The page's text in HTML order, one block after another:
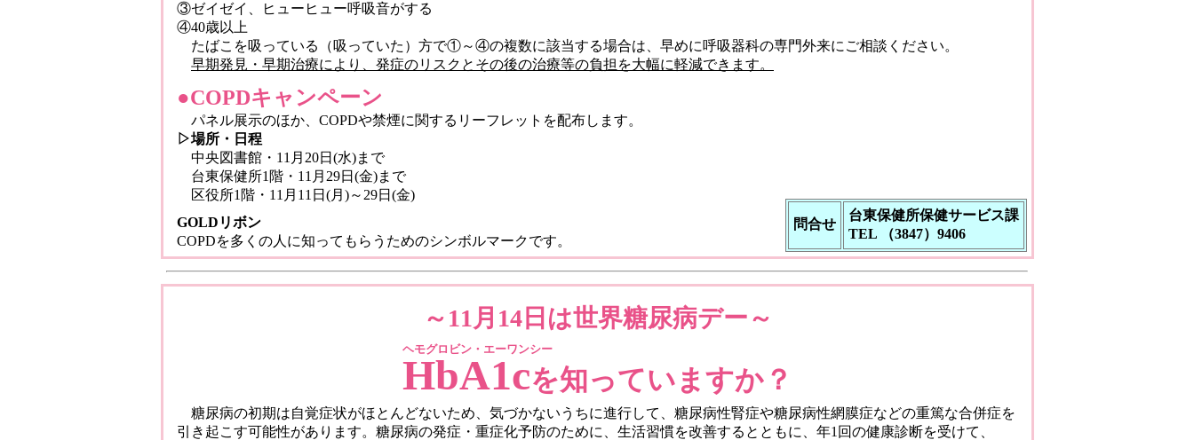
③ゼイゼイ、ヒューヒュー呼吸音がする
④40歳以上
たばこを吸っている（吸っていた）方で①～④の複数に該当する場合は、早めに呼吸器科の専門外来にご相談ください。
早期発見・早期治療により、発症のリスクとその後の治療等の負担を大幅に軽減できます。
●COPDキャンペーン
パネル展示のほか、COPDや禁煙に関するリーフレットを配布します。
▷場所・日程
中央図書館・11月20日(水)まで
台東保健所1階・11月29日(金)まで
区役所1階・11月11日(月)～29日(金)
GOLDリボン
COPDを多くの人に知ってもらうためのシンボルマークです。
問合せ
台東保健所保健サービス課
TEL （3847）9406
～11月14日は世界糖尿病デー～
ヘモグロビン・エーワンシー
HbA1cを知っていますか？
糖尿病の初期は自覚症状がほとんどないため、気づかないうちに進行して、糖尿病性腎症や糖尿病性網膜症などの重篤な合併症を
引き起こす可能性があります。糖尿病の発症・重症化予防のために、生活習慣を改善するとともに、年1回の健康診断を受けて、